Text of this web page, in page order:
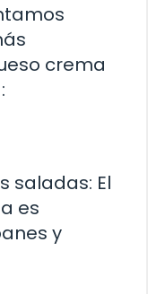
crema
saladas: El
es
y